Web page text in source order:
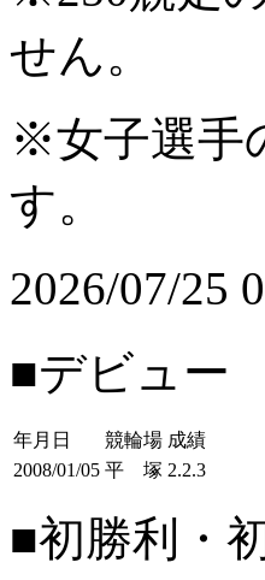
せん。
※女子選手
す。
2026/07/25
■デビュー
年月日 競輪場 成績
2008/01/05 平 塚 2.2.3
■初勝利・